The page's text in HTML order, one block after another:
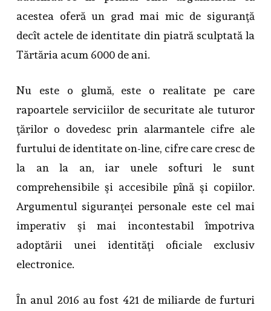
acestea oferă un grad mai mic de siguranţă
decît actele de identitate din piatră sculptată la
Tărtăria acum 6000 de ani.
Nu este o glumă, este o realitate pe care
rapoartele serviciilor de securitate ale tuturor
ţărilor o dovedesc prin alarmantele cifre ale
furtului de identitate on-line, cifre care cresc de
la an la an, iar unele softuri le sunt
comprehensibile şi accesibile pînă şi copiilor.
Argumentul siguranţei personale este cel mai
imperativ şi mai incontestabil împotriva
adoptării unei identităţi oficiale exclusiv
electronice.
În anul 2016 au fost 421 de miliarde de furturi